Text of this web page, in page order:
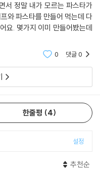
가지
서 정말 내가 모르는 파스타가
와 파스타를 만들어 먹는데 다
요. 몇가지 이미 만들어봤는데
0 댓글0
한줄평 4
설정
추천순